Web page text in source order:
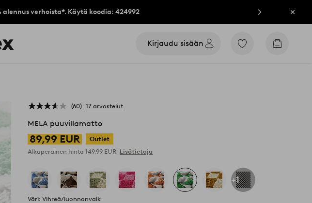
alennus verhoista*. Käytä koodia: 424992 Sulje
Kirjaudu sisään
Siirry
Siirry
60 17 arvostelut
MELA puuvillamatto
89,99 EUR
Outlet
Alkuperäinen hinta149,99 EUR Lisätietoja
+1
Väri: Vihreä/luonnonvalk